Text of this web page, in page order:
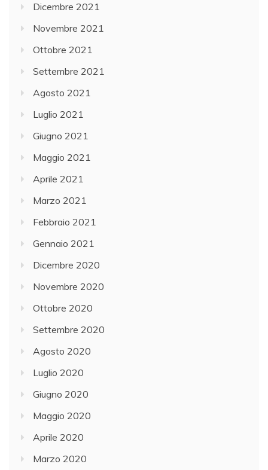
Dicembre 2021
Novembre 2021
Ottobre 2021
Settembre 2021
Agosto 2021
Luglio 2021
Giugno 2021
Maggio 2021
Aprile 2021
Marzo 2021
Febbraio 2021
Gennaio 2021
Dicembre 2020
Novembre 2020
Ottobre 2020
Settembre 2020
Agosto 2020
Luglio 2020
Giugno 2020
Maggio 2020
Aprile 2020
Marzo 2020